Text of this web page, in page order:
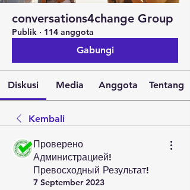
conversations4change Group
Publik · 114 anggota
Gabungi
Diskusi Media Anggota Tentang
Kembali
Проверено
Администрацией!
Превосходный Результат!
7 September 2023